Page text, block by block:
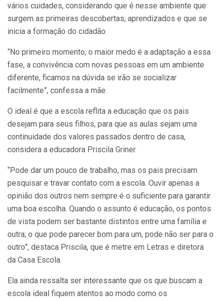
vários cuidades, considerando que é nesse ambiente que
surgem as primeiras descobertas, aprendizados e que se
inicia a formação do cidadão.
“No primeiro momento, o maior medo é a adaptação a essa
fase, a convivência com novas pessoas em um ambiente
diferente, ficamos na dúvida se irão se socializar
facilmente”, confessa a mãe.
O ideal é que a escola reflita a educação que os pais
desejam para seus filhos, para que as aulas sejam uma
continuidade dos valores passados dentro de casa,
considera a educadora Priscila Griner.
“Pode dar um pouco de trabalho, mas os pais precisam
pesquisar e travar contato com a escola. Ouvir apenas a
opinião dos outros nem sempre é o suficiente para garantir
uma boa escolha. Quando o assunto é educação, os pontos
de vista podem ser bastante distintos entre uma família e
outra; o que pode parecer bom para um, pode não ser para o
outro”, destaca Priscila, que é metre em Letras e diretora
da Casa Escola.
Ela ainda ressalta ser interessante que os que buscam a
escola ideal fiquem atentos ao modo como os